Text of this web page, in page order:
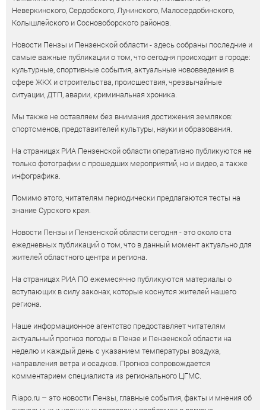
Неверкинского, Сердобского, Лунинского, Малосердобинского,
Колышлейского и Сосновоборского районов.
Новости Пензы и Пензенской области - здесь собраны последние и
самые важные публикации о том, что сегодня происходит в городе:
культурные, спортивные события, актуальные нововведения в
сфере ЖКХ и строительства, происшествия, чрезвычайные
ситуации, ДТП, аварии, криминальная хроника.
Мы также не оставляем без внимания достижения земляков:
спортсменов, представителей культуры, науки и образования.
На страницах РИА Пензенской области оперативно публикуются не
только фотографии с прошедших мероприятий, но и видео, а также
инфографика.
Помимо этого, читателям периодически предлагаются тесты на
знание Сурского края.
Новости Пензы и Пензенской области сегодня - это около ста
ежедневных публикаций о том, что в данный момент актуально для
жителей областного центра и региона.
На страницах РИА ПО ежемесячно публикуются материалы о
вступающих в силу законах, которые коснутся жителей нашего
региона.
Наше информационное агентство предоставляет читателям
актуальный прогноз погоды в Пензе и Пензенской области на
неделю и каждый день с указанием температуры воздуха,
направления ветра и осадков. Прогноз сопровождается
комментарием специалиста из регионального ЦГМС.
Riapo.ru – это новости Пензы, главные события, факты и мнения об